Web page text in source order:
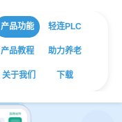
产品功能 轻连PLC
产品教程 助力养老
关于我们 下载